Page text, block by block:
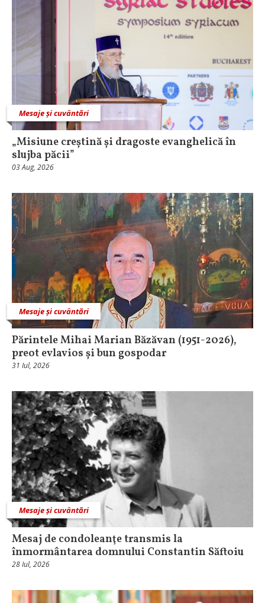
Mesaje și cuvântări
„Misiune creștină și dragoste evanghelică în
slujba păcii”
03 Aug, 2026
Mesaje și cuvântări
Părintele Mihai Marian Băzăvan (1951-2026),
preot evlavios și bun gospodar
31 Iul, 2026
Mesaje și cuvântări
Mesaj de condoleanţe transmis la
înmormântarea domnului Constantin Săftoiu
28 Iul, 2026